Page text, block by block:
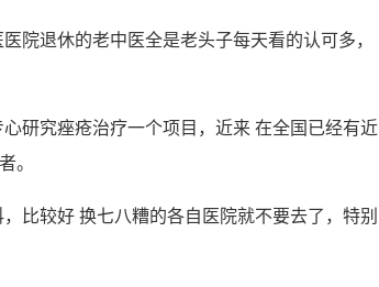
院退休的老中医全是老头子每天看的认可多，
研究痤疮治疗一个项目，近来 在全国已经有近
。
比较好 换七八糟的各自医院就不要去了，特别